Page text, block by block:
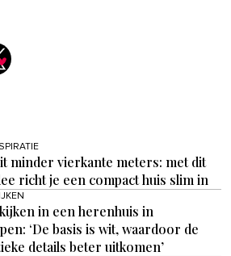
minder vierkante meters: met dit
richt je een compact huis slim in
in een herenhuis in
‘De basis is wit, waardoor de
details beter uitkomen’